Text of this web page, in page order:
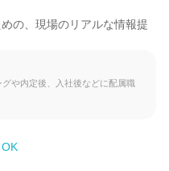
の、現場のリアルな情報提
や内定後、入社後などに配属職